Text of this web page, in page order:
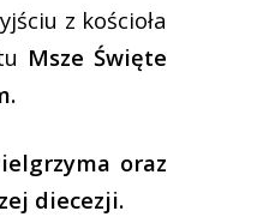
z kościoła
Msze Święte
oraz
diecezji.